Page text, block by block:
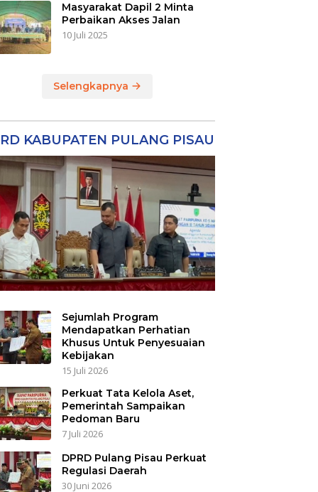
Masyarakat Dapil 2 Minta
Perbaikan Akses Jalan
10 Juli 2025
Selengkapnya
KABUPATEN PULANG PISAU
Sejumlah Program
Mendapatkan Perhatian
Khusus Untuk Penyesuaian
Kebijakan
15 Juli 2026
Perkuat Tata Kelola Aset,
Pemerintah Sampaikan
Pedoman Baru
7 Juli 2026
DPRD Pulang Pisau Perkuat
Regulasi Daerah
30 Juni 2026